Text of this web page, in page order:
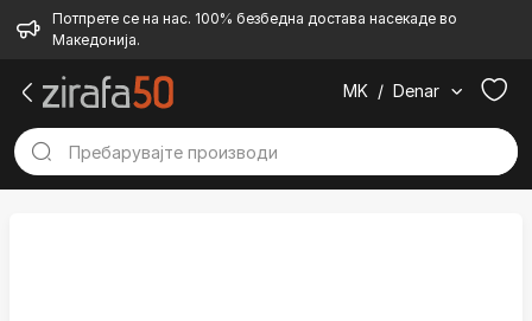
Потпрете се на нас. 100% безбедна достава насекаде во
Македонија.
MK / Denar